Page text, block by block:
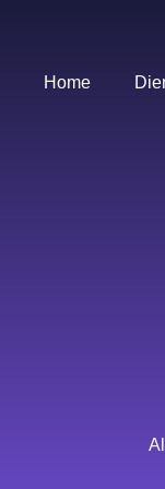
Home
All